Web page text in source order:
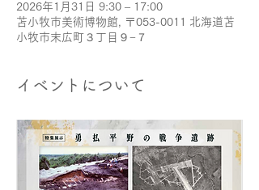
2026年1月31日 9:30 – 17:00
苫小牧市美術博物館, 〒053-0011 北海道苫
小牧市末広町３丁目９−７
イベントについて